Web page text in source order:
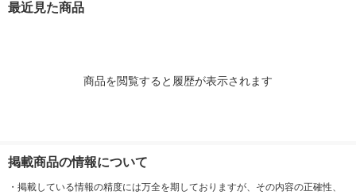
最近見た商品
商品を閲覧すると履歴が表示されます
掲載商品の情報について
・ 掲載している情報の精度には万全を期しておりますが、その内容の正確性、